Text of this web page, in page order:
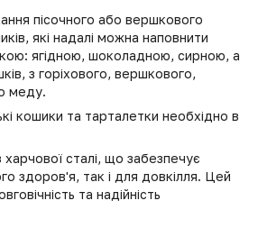
пісочного або вершкового
які надалі можна наповнити
ягідною, шоколадною, сирною, а
з горіхового, вершкового,
меду.
кошики та тарталетки необхідно в
сталі, що забезпечує
здоров'я, так і для довкілля. Цей
та надійність